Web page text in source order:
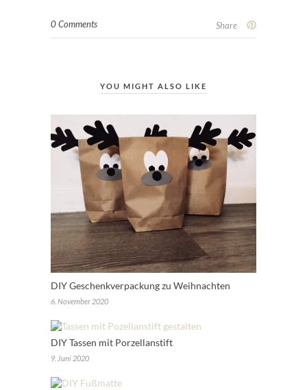
0 Comments Share
YOU MIGHT ALSO LIKE
DIY Geschenkverpackung zu Weihnachten
6. November 2020
DIY Tassen mit Porzellanstift
9. Juni 2020